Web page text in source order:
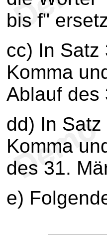
bis f"
cc) In Satz
Komma
Ablauf des
dd) In
Komma
des 31.
e)